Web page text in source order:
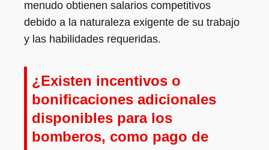
menudo obtienen salarios competitivos
debido a la naturaleza exigente de su trabajo
y las habilidades requeridas.
¿Existen incentivos o
bonificaciones adicionales
disponibles para los
bomberos, como pago de